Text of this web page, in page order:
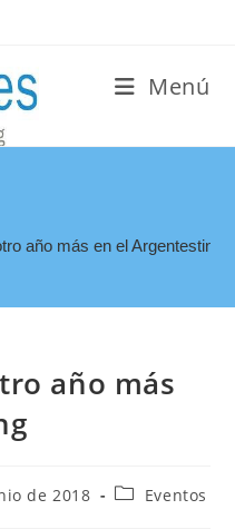
Menú
año más en el Argentesting
año más
de 2018 Eventos